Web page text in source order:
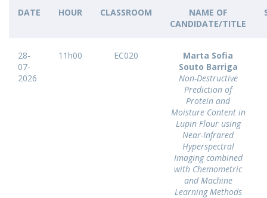
DATE HOUR CLASSROOM
NAME OF
CANDIDATE/TITLE
28-
07-
2026
11h00 EC020
Marta Sofia
Souto Barriga
Non-Destructive
Prediction of
Protein and
Moisture Content in
Lupin Flour using
Near-Infrared
Hyperspectral
Imaging combined
with Chemometric
and Machine
Learning Methods